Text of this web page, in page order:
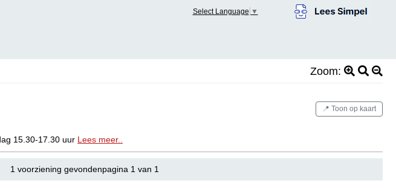
Select Language ▼
Zoom:
📍 Toon op kaart
15.30-17.30 uur Lees meer..
1 voorziening gevondenpagina 1 van 1